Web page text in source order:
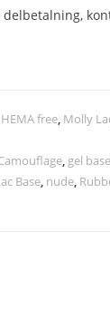
HEMA free, Molly
, gel base
Base, nude,